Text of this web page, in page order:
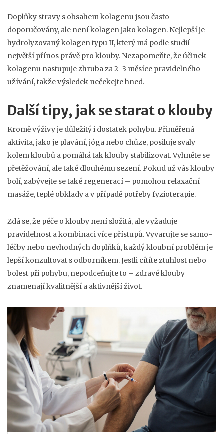
Doplňky stravy s obsahem kolagenu jsou často
doporučovány, ale není kolagen jako kolagen. Nejlepší je
hydrolyzovaný kolagen typu II, který má podle studií
největší přínos právě pro klouby. Nezapomeňte, že účinek
kolagenu nastupuje zhruba za 2–3 měsíce pravidelného
užívání, takže výsledek nečekejte hned.
Další tipy, jak se starat o klouby
Kromě výživy je důležitý i dostatek pohybu. Přiměřená
aktivita, jako je plavání, jóga nebo chůze, posiluje svaly
kolem kloubů a pomáhá tak klouby stabilizovat. Vyhněte se
přetěžování, ale také dlouhému sezení. Pokud už vás klouby
bolí, zabývejte se také regenerací – pomohou relaxační
masáže, teplé obklady a v případě potřeby fyzioterapie.
Zdá se, že péče o klouby není složitá, ale vyžaduje
pravidelnost a kombinaci více přístupů. Vyvarujte se samo-
léčby nebo nevhodných doplňků, každý kloubní problém je
lepší konzultovat s odborníkem. Jestli cítíte ztuhlost nebo
bolest při pohybu, nepodceňujte to – zdravé klouby
znamenají kvalitnější a aktivnější život.